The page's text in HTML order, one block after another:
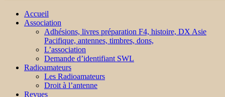
Accueil
Association
Adhésions, livres préparation F4, histoire, DX Asie
Pacifique, antennes, timbres, dons,
L’association
Demande d’identifiant SWL
Radioamateurs
Les Radioamateurs
Droit à l’antenne
Revues